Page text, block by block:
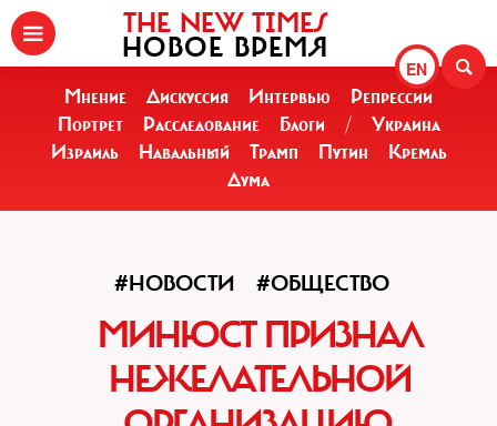
EN
THE NEW TIMES
НОВОЕ ВРЕМЯ
Мнение Дискуссия Интервью
Репрессии
Портрет
Расследование Блоги /
Украина
Израиль
Навальный Трамп Путин
Кремль
Дума
#НОВОСТИ #ОБЩЕСТВО
МИНЮСТ ПРИЗНАЛ
НЕЖЕЛАТЕЛЬНОЙ